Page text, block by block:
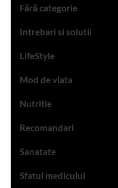
Fără categorie
Intrebari si solutii
LifeStyle
Mod de viata
Nutritie
Recomandari
Sanatate
Sfatul medicului